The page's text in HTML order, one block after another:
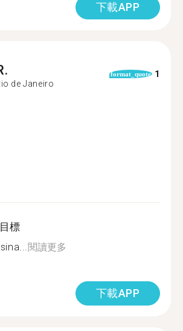
下載APP
de Janeiro
format_quote 1
標
閱讀更多
下載APP